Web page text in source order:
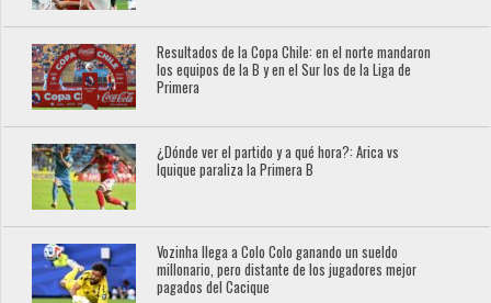
Resultados de la Copa Chile: en el norte mandaron
los equipos de la B y en el Sur los de la Liga de
Primera
¿Dónde ver el partido y a qué hora?: Arica vs
Iquique paraliza la Primera B
Vozinha llega a Colo Colo ganando un sueldo
millonario, pero distante de los jugadores mejor
pagados del Cacique